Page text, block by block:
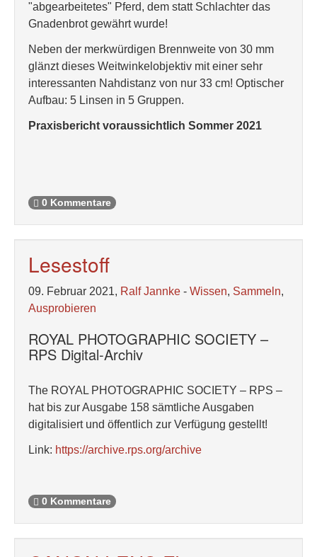
"abgearbeitetes" Pferd, dem statt Schlachter das
Gnadenbrot gewährt wurde!
Neben der merkwürdigen Brennweite von 30 mm
glänzt dieses Weitwinkelobjektiv mit einer sehr
interessanten Nahdistanz von nur 33 cm! Optischer
Aufbau: 5 Linsen in 5 Gruppen.
Praxisbericht voraussichtlich Sommer 2021
0 Kommentare
Lesestoff
09. Februar 2021, Ralf Jannke - Wissen, Sammeln,
Ausprobieren
ROYAL PHOTOGRAPHIC SOCIETY –
RPS Digital-Archiv
The ROYAL PHOTOGRAPHIC SOCIETY – RPS –
hat bis zur Ausgabe 158 sämtliche Ausgaben
digitalisiert und öffentlich zur Verfügung gestellt!
Link: https://archive.rps.org/archive
0 Kommentare